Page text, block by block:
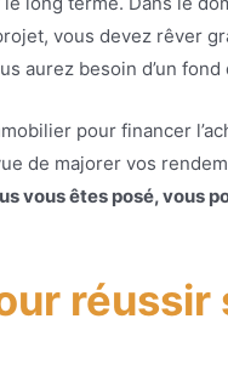
vous devez rêver
aurez besoin d’un
pour financer
de majorer vos
vous êtes posé, vous
réussir